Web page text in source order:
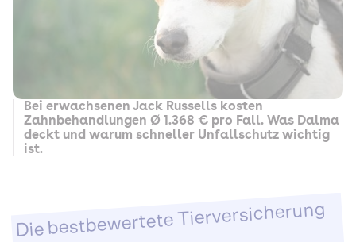
Bei erwachsenen Jack Russells kosten
Zahnbehandlungen Ø 1.368 € pro Fall. Was Dalma
deckt und warum schneller Unfallschutz wichtig
ist.
Die bestbewertete Tierversicherung